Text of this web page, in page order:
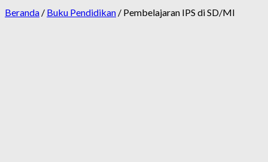
Beranda / Buku Pendidikan / Pembelajaran IPS di SD/MI